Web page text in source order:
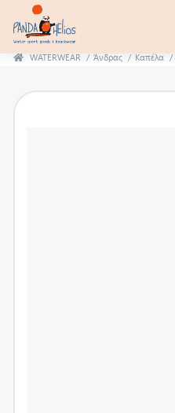
WATERWEAR / Άνδρας / Καπέλα /